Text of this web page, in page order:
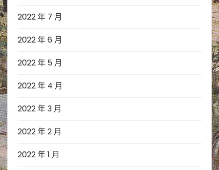
2022 年 7 月
2022 年 6 月
2022 年 5 月
2022 年 4 月
2022 年 3 月
2022 年 2 月
2022 年 1 月